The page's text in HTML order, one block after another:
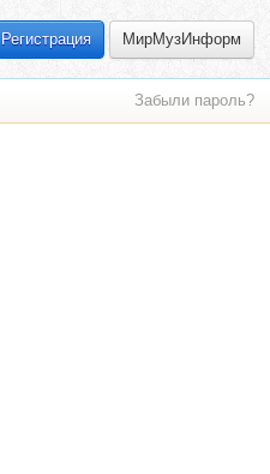
Регистрация МирМузИнформ
Забыли пароль?